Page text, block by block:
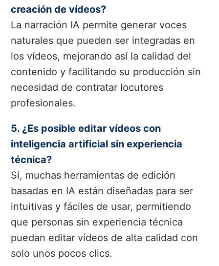
creación de vídeos?
La narración IA permite generar voces
naturales que pueden ser integradas en
los vídeos, mejorando así la calidad del
contenido y facilitando su producción sin
necesidad de contratar locutores
profesionales.
5. ¿Es posible editar vídeos con
inteligencia artificial sin experiencia
técnica?
Sí, muchas herramientas de edición
basadas en IA están diseñadas para ser
intuitivas y fáciles de usar, permitiendo
que personas sin experiencia técnica
puedan editar vídeos de alta calidad con
solo unos pocos clics.